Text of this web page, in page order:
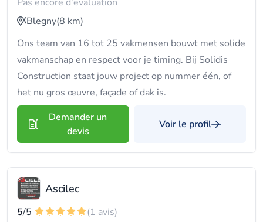
Blegny(8 km)
Ons team van 16 tot 25 vakmensen bouwt met solide
vakmanschap en respect voor je timing. Bij Solidis
Construction staat jouw project op nummer één, of
het nu gros œuvre, façade of dak is.
Demander un
devis
Voir le profil
Ascilec
5/5
(1 avis)